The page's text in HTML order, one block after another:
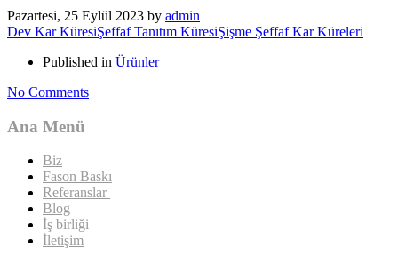
Pazartesi, 25 Eylül 2023 by admin
Dev Kar KüresiŞeffaf Tanıtım KüresiŞişme Şeffaf Kar Küreleri
Published in Ürünler
No Comments
Ana Menü
Biz
Fason Baskı
Referanslar
Blog
İş birliği
İletişim